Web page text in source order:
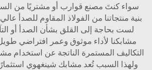
سواء كنتَ مصنع قوارب أو مشتريًا من
بنية منتجاتنا من الفولاذ المقاوم للصدأ
لست بحاجة إلى القلق بشأن الصدأ أو
مشابكنا لأداء موثوق وعمر افتراضي
التكاليف المستمرة الناتجة عن استخدام
ولهذا السبب تُعد مشابك شينغهوي